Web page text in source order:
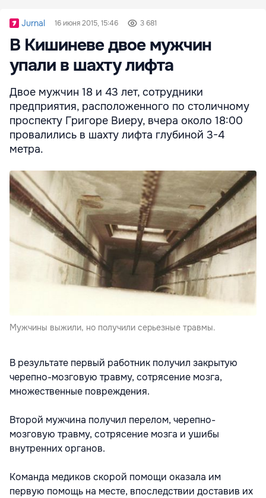
Jurnal 16 июня 2015, 15:46 3 681
В Кишиневе двое мужчин
упали в шахту лифта
Двое мужчин 18 и 43 лет, сотрудники
предприятия, расположенного по столичному
проспекту Григоре Виеру, вчера около 18:00
провалились в шахту лифта глубиной 3-4
метра.
Мужчины выжили, но получили серьезные травмы.
В результате первый работник получил закрытую
черепно-мозговую травму, сотрясение мозга,
множественные повреждения.
Второй мужчина получил перелом, черепно-
мозговую травму, сотрясение мозга и ушибы
внутренних органов.
Команда медиков скорой помощи оказала им
первую помощь на месте, впоследствии доставив их